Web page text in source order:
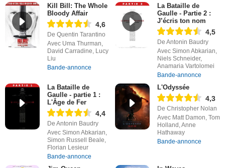
Kill Bill: The Whole
Bloody Affair
4,6
De Quentin Tarantino
Avec Uma Thurman,
David Carradine, Lucy
Liu
Bande-annonce
La Bataille de
Gaulle - Partie 2 :
J’écris ton nom
4,5
De Antonin Baudry
Avec Simon Abkarian,
Niels Schneider,
Anamaria Vartolomei
Bande-annonce
La Bataille de
Gaulle - partie 1 :
L'Âge de Fer
4,4
De Antonin Baudry
Avec Simon Abkarian,
Simon Russell Beale,
Florian Lesieur
Bande-annonce
L'Odyssée
4,3
De Christopher Nolan
Avec Matt Damon, Tom
Holland, Anne
Hathaway
Bande-annonce